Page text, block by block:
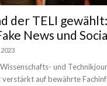
der TELI gewählt:
News und
und
verstärkt auf bewährte